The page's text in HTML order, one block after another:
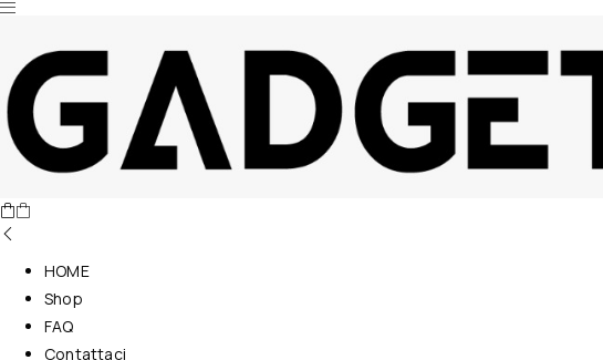
Nessun prodotto nel carrello.
HOME
Shop
FAQ
Contattaci